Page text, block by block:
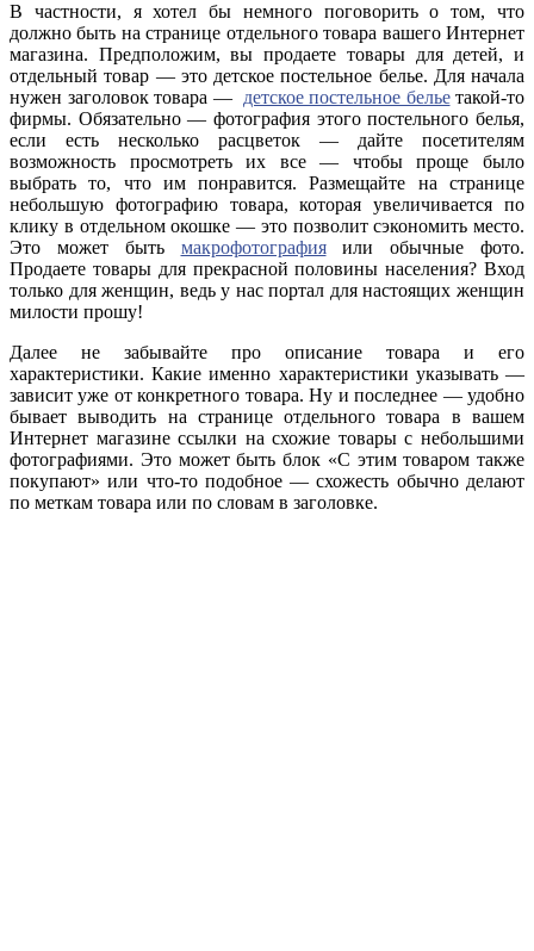
В частности, я хотел бы немного поговорить о том, что
должно быть на странице отдельного товара вашего Интернет
магазина. Предположим, вы продаете товары для детей, и
отдельный товар — это детское постельное белье. Для начала
нужен заголовок товара — детское постельное бельетакой-то
фирмы. Обязательно — фотография этого постельного белья,
если есть несколько расцветок — дайте посетителям
возможность просмотреть их все — чтобы проще было
выбрать то, что им понравится. Размещайте на странице
небольшую фотографию товара, которая увеличивается по
клику в отдельном окошке — это позволит сэкономить место.
Это может быть макрофотографияили обычные фото.
Продаете товары для прекрасной половины населения? Вход
только для женщин, ведь у нас портал для настоящих женщин
милости прошу!
Далее не забывайте про описание товара и его
характеристики. Какие именно характеристики указывать —
зависит уже от конкретного товара. Ну и последнее — удобно
бывает выводить на странице отдельного товара в вашем
Интернет магазине ссылки на схожие товары с небольшими
фотографиями. Это может быть блок «С этим товаром также
покупают» или что-то подобное — схожесть обычно делают
по меткам товара или по словам в заголовке.